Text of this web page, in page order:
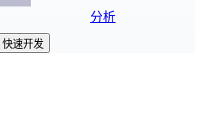
分析
快速开发